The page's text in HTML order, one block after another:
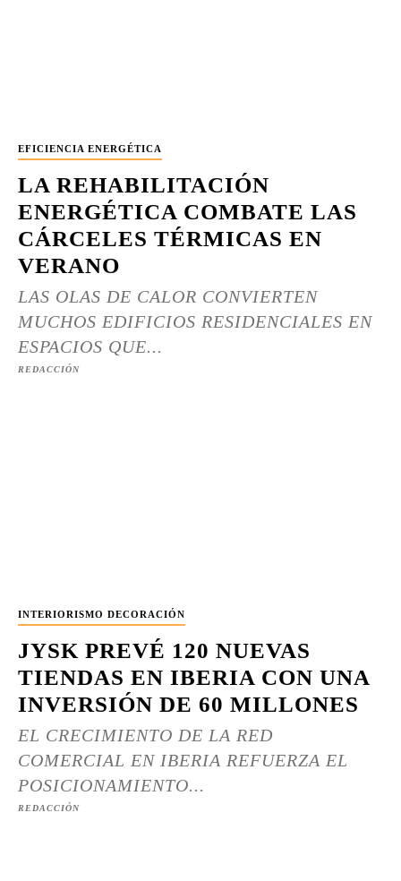
EFICIENCIA ENERGÉTICA
LA REHABILITACIÓN
ENERGÉTICA COMBATE LAS
CÁRCELES TÉRMICAS EN
VERANO
LAS OLAS DE CALOR CONVIERTEN
MUCHOS EDIFICIOS RESIDENCIALES EN
ESPACIOS QUE...
REDACCIÓN
INTERIORISMO DECORACIÓN
JYSK PREVÉ 120 NUEVAS
TIENDAS EN IBERIA CON UNA
INVERSIÓN DE 60 MILLONES
EL CRECIMIENTO DE LA RED
COMERCIAL EN IBERIA REFUERZA EL
POSICIONAMIENTO...
REDACCIÓN